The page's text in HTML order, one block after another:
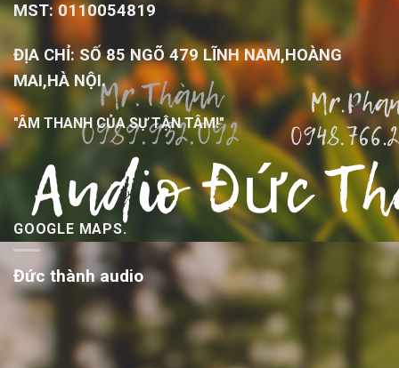
MST: 0110054819
ĐỊA CHỈ: SỐ 85 NGÕ 479 LĨNH NAM,HOÀNG
MAI,HÀ NỘI.
"ÂM THANH CỦA SỰ TẬN TÂM!"
GOOGLE MAPS.
Đức thành audio